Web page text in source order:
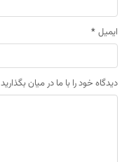
ایمیل *
دیدگاه خود را با ما در میان بگذارید